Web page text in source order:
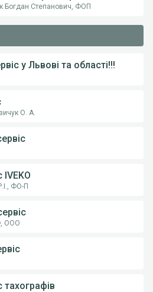
Богдан Степанович, ФОП
у Львові та області!!!
О. А.
IVEKO
ФО-П
ООО
тахографів